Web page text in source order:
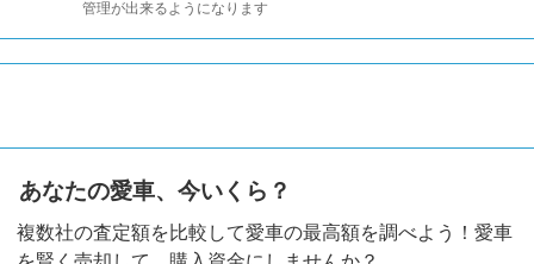
管理が出来るようになります
あなたの愛車、今いくら？
複数社の査定額を比較して愛車の最高額を調べよう！愛車